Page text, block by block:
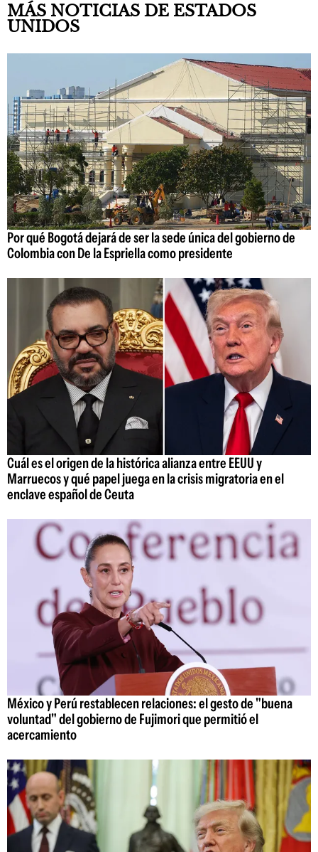
MÁS NOTICIAS DE ESTADOS
UNIDOS
Por qué Bogotá dejará de ser la sede única del gobierno de
Colombia con De la Espriella como presidente
Cuál es el origen de la histórica alianza entre EEUU y
Marruecos y qué papel juega en la crisis migratoria en el
enclave español de Ceuta
México y Perú restablecen relaciones: el gesto de "buena
voluntad" del gobierno de Fujimori que permitió el
acercamiento